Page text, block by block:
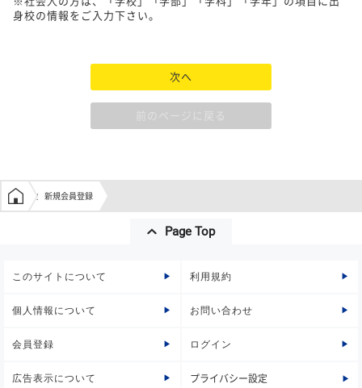
身校の情報をご入力下さい。
次へ
前のページに戻る
学生の窓口トップ
新規会員登録
Page Top
このサイトについて 利用規約
個人情報について お問い合わせ
会員登録 ログイン
広告表示について プライバシー設定